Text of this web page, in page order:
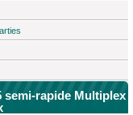
semi-rapide Multiplex